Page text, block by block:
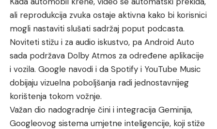
ali reprodukcija zvuka ostaje aktivna kako bi korisnici
mogli nastaviti slušati sadržaj poput podcasta.
Noviteti stižu i za audio iskustvo, pa Android Auto
sada podržava Dolby Atmos za određene aplikacije
i vozila. Google navodi i da Spotify i YouTube Music
dobijaju vizuelna poboljšanja radi jednostavnijeg
korištenja tokom vožnje.
Važan dio nadogradnje čini i integracija Geminija,
Googleovog sistema umjetne inteligencije, koji stiže